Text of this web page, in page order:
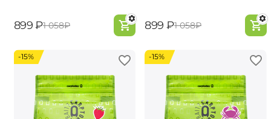
‍899‍ ₽‍1 058‍₽ ‍899‍ ₽‍1 058‍₽
-15% -15%